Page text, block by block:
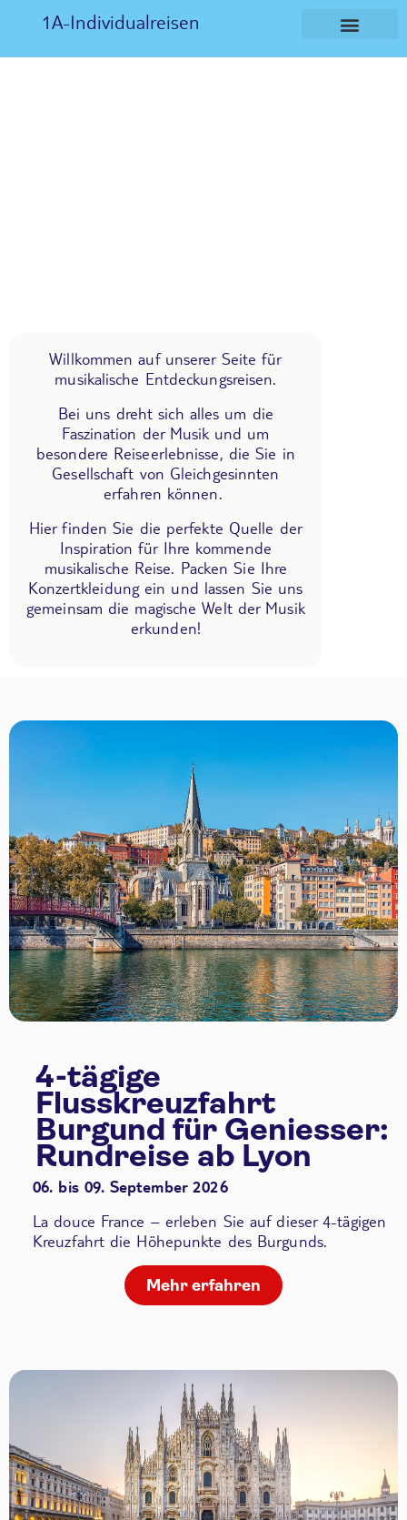
1A-Individualreisen
Willkommen auf unserer Seite für
musikalische Entdeckungsreisen.
Bei uns dreht sich alles um die
Faszination der Musik und um
besondere Reiseerlebnisse, die Sie in
Gesellschaft von Gleichgesinnten
erfahren können.
Hier finden Sie die perfekte Quelle der
Inspiration für Ihre kommende
musikalische Reise. Packen Sie Ihre
Konzertkleidung ein und lassen Sie uns
gemeinsam die magische Welt der Musik
erkunden!
4-tägige
Flusskreuzfahrt
Burgund für Geniesser:
Rundreise ab Lyon
06. bis 09. September 2026
La douce France – erleben Sie auf dieser 4-tägigen
Kreuzfahrt die Höhepunkte des Burgunds.
Mehr erfahren